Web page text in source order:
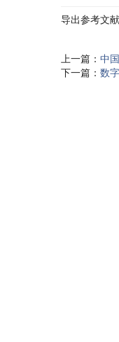
导出参考文
上一篇： 中
下一篇： 数